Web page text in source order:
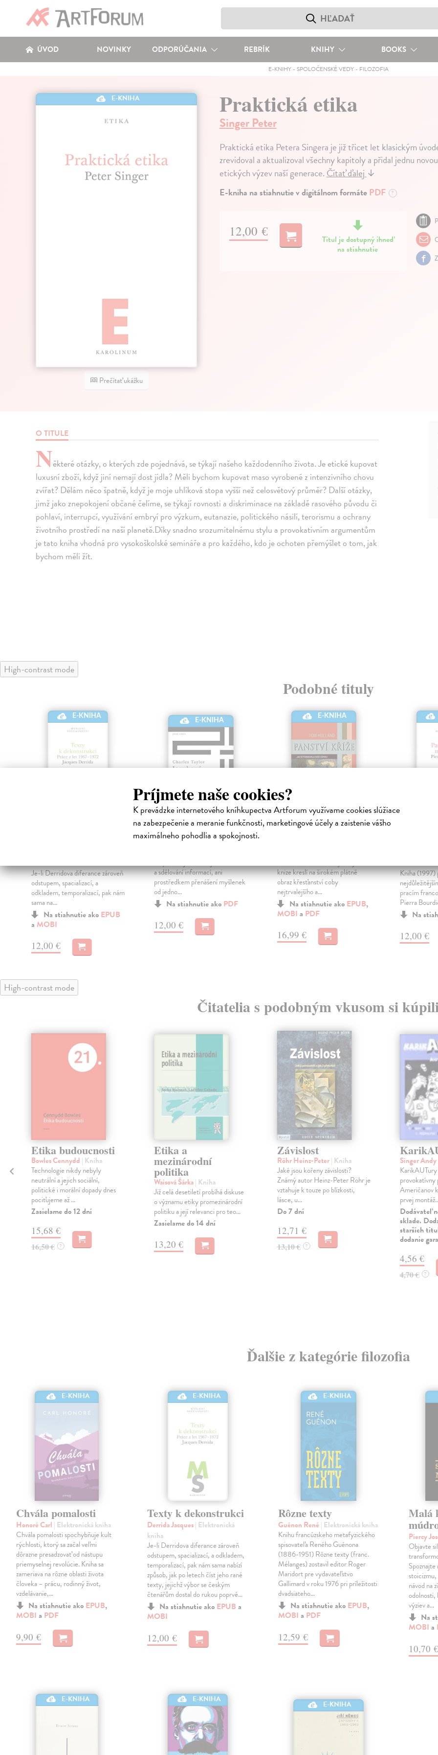
Príjmete naše cookies?
K prevádzke internetového kníhkupectva Artforum využívame cookies slúžiace
na zabezpečenie a meranie funkčnosti, marketingové účely a zaistenie vášho
maximálneho pohodlia a spokojnosti.
ÚVOD NOVINKY ODPORÚČANIA REBRÍK KNIHY BOOKS
E-KNIHY- SPOLOČENSKÉ VEDY- FILOZOFIA
E-KNIHA
Prečítať ukážku
Praktická etika
Singer Peter
Praktická etika Petera Singera je již třicet let klasickým
zrevidoval a aktualizoval všechny kapitoly a přidal jednu
etických výzev naší generace.Čítať ďalej↓
E-kniha na stiahnutie v digitálnom formátePDF ?
12,00 €
Titul je dostupný ihneď
na stiahnutie
O TITULE
Některé otázky, o kterých zde pojednává, se týkají našeho každodenního života. Je etické kupovat
luxusní zboží, když jiní nemají dost jídla? Měli bychom kupovat maso vyrobené z intenzivního chovu
zvířat? Dělám něco špatně, když je moje uhlíková stopa vyšší než celosvětový průměr? Další otázky,
jimž jako znepokojení občané čelíme, se týkají rovnosti a diskriminace na základě rasového původu či
pohlaví, interrupcí, využívání embryí pro výzkum, eutanazie, politického násilí, terorismu a ochrany
životního prostředí na naší planetě.Díky snadno srozumitelnému stylu a provokativním argumentům
je tato kniha vhodná pro vysokoškolské semináře a pro každého, kdo je ochoten přemýšlet o tom, jak
bychom měli žít.
High-contrast mode
Podobné tituly
E-KNIHA
kniha
Je-li Derridova diferance zároveň
odstupem, spacializací, a
odkladem, temporalizací, pak nám
sama na...
Na stiahnutie ako EPUB
a MOBI
12,00 €
E-KNIHA
Jazykový živočich
Taylor Charles
| Elektronická
a sdělování informací, ani
prostředkem přenášení myšlenek
od jedno...
Na stiahnutie ako PDF
12,00 €
E-KNIHA
Panství kříže
knize kreslí na širokém plátně
obraz křesťanství coby
nejtrvalejšího a...
Na stiahnutie ako EPUB,
MOBI a PDF
16,99 €
kniha
Kniha (1997)
pracím
Pierra
Na
12,00 €
High-contrast mode
Čitatelia s podobným vkusom si
Etika budoucnosti
Bowles Cennydd | Kniha
Technologie nikdy nebyly
neutrální a jejich sociální,
politické i morální dopady dnes
pociťujeme až ...
Zasielame do 12 dní
15,68 €
16,50 € ?
Etika a
mezinárodní
politika
Waisová Šárka| Kniha
Již celá desetiletí probíhá diskuse
o významu etiky promezinárodní
politiku a její relevanci pro teo...
Zasielame do 14 dní
13,20 €
Závislost
Röhr Heinz-Peter| Kniha
Jaké jsou kořeny závislosti?
Známý autor Heinz-Peter Röhr je
vztahuje k touze po blízkosti,
lásce, u...
Do 7 dní
12,71 €
13,10 € ?
Singer Andy
KarikAUTury
provokatívny
Američanov
prvej
Dodávateľ
sklade.
starších
dodanie
4,56 €
4,70 € ?
Ďalšie z kategórie filozofia
E-KNIHA
Chvála pomalosti
Honoré Carl | Elektronická kniha
Chvála pomalosti spochybňuje kult
rýchlosti, ktorý sa začal veľmi
dôrazne presadzovať od nástupu
priemyselnej revolúcie. Kniha sa
zameriava na rôzne oblasti života
človeka – prácu, rodinný život,
vzdelávanie,…
Na stiahnutie ako EPUB,
MOBI a PDF
9,90 €
E-KNIHA
Texty k dekonstrukci
Derrida Jacques| Elektronická
kniha
Je-li Derridova diferance zároveň
odstupem, spacializací, a odkladem,
temporalizací, pak nám sama nabízí
způsob, jak po letech číst jeho rané
texty, jejichž výbor se českým
čtenářům dostal do rukou poprvé…
Na stiahnutie ako EPUB a
MOBI
12,00 €
E-KNIHA
Rôzne texty
Guénon René | Elektronická kniha
Knihu francúzskeho metafyzického
spisovateľa Reného Guénona
(1886-1951) Rôzne texty (franc.
Mélanges) zostavil editor Roger
Maridort pre vydavateľstvo
Gallimard v roku 1976 pri príležitosti
dvadsiateho…
Na stiahnutie ako EPUB,
MOBI a PDF
12,59 €
Malá
Piercy
Objavte
návod na
odolnosti,
výziev a…
Na
MOBI a
10,70 €
E-KNIHA E-KNIHA
E-KNIHA